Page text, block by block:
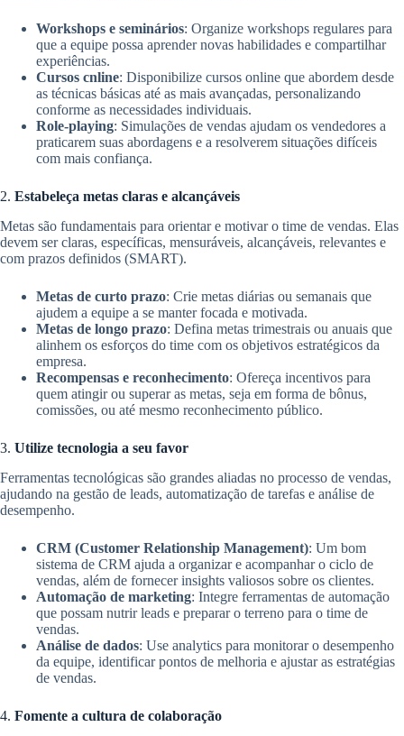
Workshops e seminários: Organize workshops regulares para
que a equipe possa aprender novas habilidades e compartilhar
experiências.
Cursos cnline: Disponibilize cursos online que abordem desde
as técnicas básicas até as mais avançadas, personalizando
conforme as necessidades individuais.
Role-playing: Simulações de vendas ajudam os vendedores a
praticarem suas abordagens e a resolverem situações difíceis
com mais confiança.
2. Estabeleça metas claras e alcançáveis
Metas são fundamentais para orientar e motivar o time de vendas. Elas
devem ser claras, específicas, mensuráveis, alcançáveis, relevantes e
com prazos definidos (SMART).
Metas de curto prazo: Crie metas diárias ou semanais que
ajudem a equipe a se manter focada e motivada.
Metas de longo prazo: Defina metas trimestrais ou anuais que
alinhem os esforços do time com os objetivos estratégicos da
empresa.
Recompensas e reconhecimento: Ofereça incentivos para
quem atingir ou superar as metas, seja em forma de bônus,
comissões, ou até mesmo reconhecimento público.
3. Utilize tecnologia a seu favor
Ferramentas tecnológicas são grandes aliadas no processo de vendas,
ajudando na gestão de leads, automatização de tarefas e análise de
desempenho.
CRM (Customer Relationship Management): Um bom
sistema de CRM ajuda a organizar e acompanhar o ciclo de
vendas, além de fornecer insights valiosos sobre os clientes.
Automação de marketing: Integre ferramentas de automação
que possam nutrir leads e preparar o terreno para o time de
vendas.
Análise de dados: Use analytics para monitorar o desempenho
da equipe, identificar pontos de melhoria e ajustar as estratégias
de vendas.
4. Fomente a cultura de colaboração